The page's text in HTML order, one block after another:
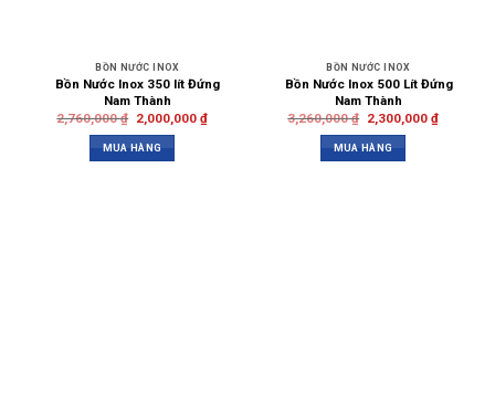
BỒN NƯỚC INOX
Bồn Nước Inox 350 lít Đứng
Nam Thành
2,760,000₫ 2,000,000 ₫
MUA HÀNG
BỒN NƯỚC INOX
Bồn Nước Inox 500 Lít Đứng
Nam Thành
3,260,000₫ 2,300,000 ₫
MUA HÀNG